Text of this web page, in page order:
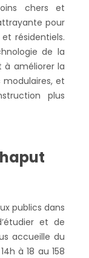
chers et
pour
résidentiels.
de la
à améliorer la
et
plus
publics dans
et de
accueille du
à 18 au 158